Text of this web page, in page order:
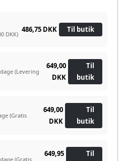
DKK)
486,75 DKK Til butik
(Levering
649,00
DKK
Til
butik
(Gratis
649,00
DKK
Til
butik
(Gratis
649,95
Til